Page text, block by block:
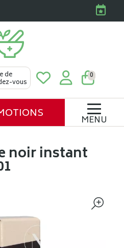
Pharmacies Clabots &
de
vous
0
MENU
noir instant